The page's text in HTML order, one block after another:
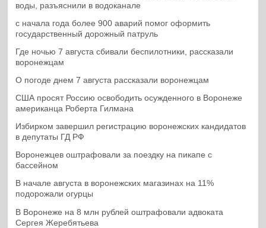
воды, разъяснили в водоканале
с начала года более 900 аварий помог оформить
государственный дорожный патруль
Где ночью 7 августа сбивали беспилотники, рассказали
воронежцам
О погоде днем 7 августа рассказали воронежцам
США просят Россию освободить осужденного в Воронеже
американца Роберта Гилмана
Избирком завершил регистрацию воронежских кандидатов
в депутаты ГД РФ
Воронежцев оштрафовали за поездку на пикапе с
бассейном
В начале августа в воронежских магазинах на 11%
подорожали огурцы
В Воронеже на 8 млн рублей оштрафовали адвоката
Сергея Жеребятьева